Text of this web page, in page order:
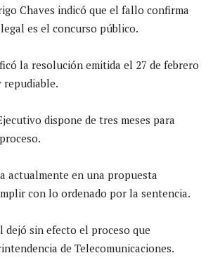
Chaves indicó que el fallo confirma
es el concurso público.
la resolución emitida el 27 de febrero
repudiable.
dispone de tres meses para
actualmente en una propuesta
con lo ordenado por la sentencia.
dejó sin efecto el proceso que
de Telecomunicaciones.